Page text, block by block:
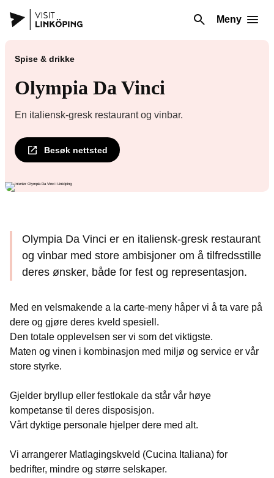
Meny
Spise & drikke
Olympia Da Vinci
En italiensk-gresk restaurant og vinbar.
Besøk nettsted
Olympia Da Vinci er en italiensk-gresk restaurant
og vinbar med store ambisjoner om å tilfredsstille
deres ønsker, både for fest og representasjon.
Med en velsmakende a la carte-meny håper vi å ta vare på
dere og gjøre deres kveld spesiell.
Den totale opplevelsen ser vi som det viktigste.
Maten og vinen i kombinasjon med miljø og service er vår
store styrke.
Gjelder bryllup eller festlokale da står vår høye
kompetanse til deres disposisjon.
Vårt dyktige personale hjelper dere med alt.
Vi arrangerer Matlagingskveld (Cucina Italiana) for
bedrifter, mindre og større selskaper.